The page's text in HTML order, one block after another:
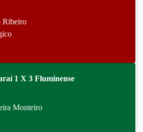
Ribeiro
1 X 3 Fluminense
Monteiro